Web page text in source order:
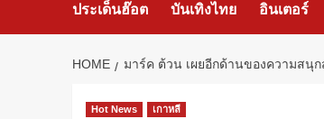
ประเด็นฮ๊อต บันเทิงไทย อินเตอร์
HOME มาร์ค ต้วน เผยอีกด้านของความสนุก
Hot News เกาหลี